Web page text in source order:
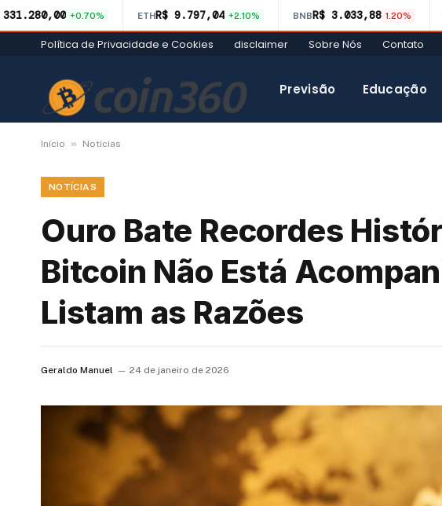
331.280,00 +0.70% ETHR$ 9.797,04 +2.10% BNBR$ 3.033,88 1.20%
Política de Privacidade e Cookies disclaimer Sobre Nós Contato
Previsão Educação
Início » Notícias
NOTÍCIAS
Ouro Bate Recordes
Bitcoin Não Está
Listam as Razões
Geraldo Manuel 24 de janeiro de 2026